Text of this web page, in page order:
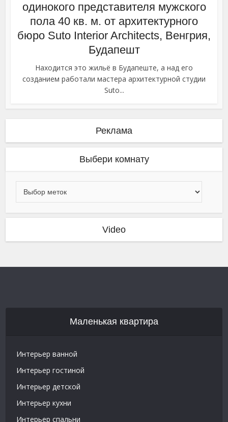
одинокого представителя мужского
пола 40 кв. м. от архитектурного
бюро Suto Interior Architects, Венгрия,
Будапешт
Находится это жильё в Будапеште, а над его
созданием работали мастера архитектурной студии
Suto...
Реклама
Выбери комнату
Video
Маленькая квартира
Интерьер ванной
Интерьер гостиной
Интерьер детской
Интерьер кухни
Интерьер спальни